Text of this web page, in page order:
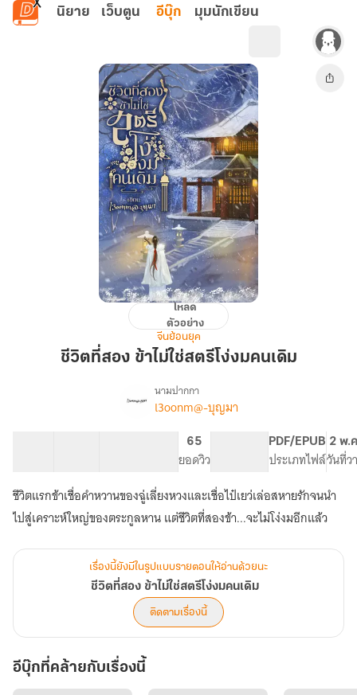
ข้ามไปยังเนื้อหาหลัก
นิยาย เว็บตูน อีบุ๊ก มุมนักเขียน
สอง
โหลด
ตัวอย่าง
จีนย้อนยุค
ชีวิตที่สอง ข้าไม่ใช่สตรีโง่งมคนเดิม
เรื่อง
ที่
สอง
ข้า
สตรี
โง่
คน
เดิม
นามปากกา
l3oonm@-บุญมา
65
ยอดวิว
PDF/EPUB
ประเภทไฟล์
2 พ.
วันที่ว
ชีวิตแรกข้าเชื่อคำหวานของฉู่เลี่ยงหวงและเชื่อไป๋เยว่เล่อสหายรักจนนำ
ไปสู่เคราะห์ใหญ่ของตระกูลหาน แต่ชีวิตที่สองข้า...จะไม่โง่งมอีกแล้ว
เรื่องนี้ยังมีในรูปแบบรายตอนให้อ่านด้วยนะ
ชีวิตที่สอง ข้าไม่ใช่สตรีโง่งมคนเดิม
ติดตามเรื่องนี้
อีบุ๊กที่คล้ายกับเรื่องนี้